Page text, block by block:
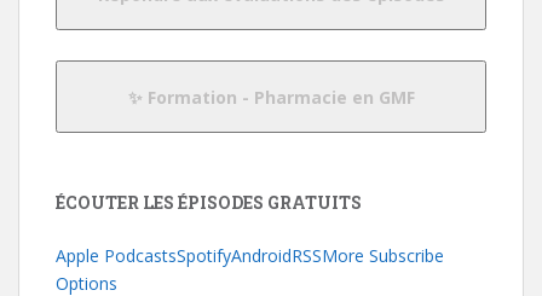
ÉCOUTER LES ÉPISODES GRATUITS
Apple PodcastsSpotifyAndroidRSSMore Subscribe
Options